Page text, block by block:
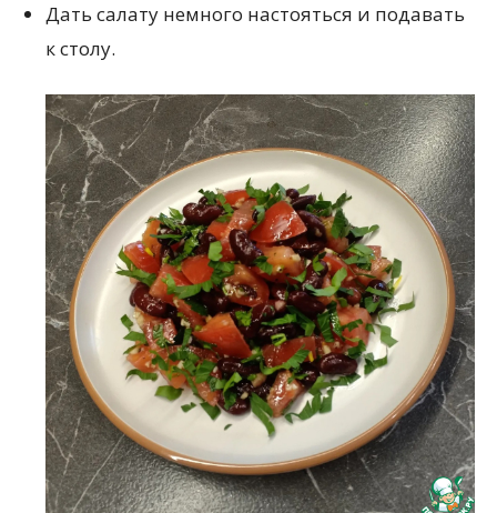
Дать салату немного настояться и подавать
к столу.